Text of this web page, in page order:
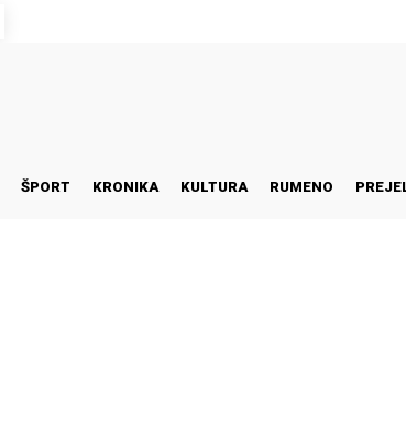
ŠPORT KRONIKA KULTURA RUMENO